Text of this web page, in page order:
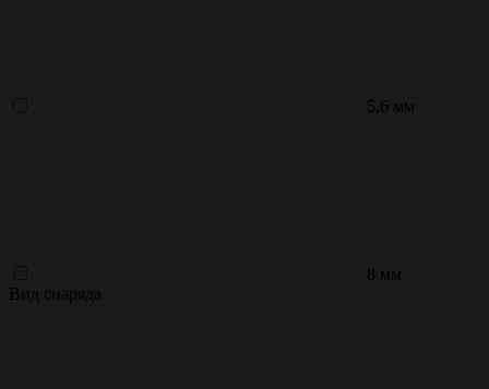
5,6 мм
8 мм
Вид снаряда